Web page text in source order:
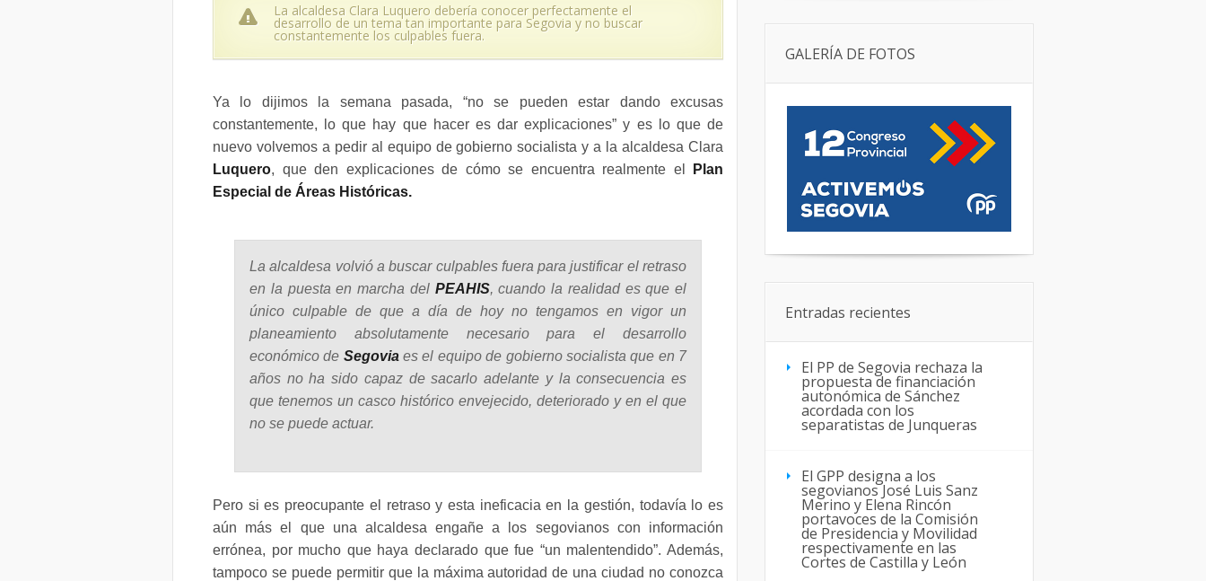
La alcaldesa Clara Luquero debería conocer perfectamente el
desarrollo de un tema tan importante para Segovia y no buscar
constantemente los culpables fuera.
Ya lo dijimos la semana pasada, “no se pueden estar dando excusas
constantemente, lo que hay que hacer es dar explicaciones” y es lo que de
nuevo volvemos a pedir al equipo de gobierno socialista y a la alcaldesa Clara
Luquero, que den explicaciones de cómo se encuentra realmente el
Plan
Especial de Áreas Históricas.
La alcaldesa volvió a buscar culpables fuera para justificar el retraso
en la puesta en marcha del PEAHIS, cuando la realidad es que el
único culpable de que a día de hoy no tengamos en vigor un
planeamiento absolutamente necesario para el desarrollo
económico de Segoviaes el equipo de gobierno socialista que en 7
años no ha sido capaz de sacarlo adelante y la consecuencia es
que tenemos un casco histórico envejecido, deteriorado y en el que
no se puede actuar.
Pero si es preocupante el retraso y esta ineficacia en la gestión, todavía lo es
aún más el que una alcaldesa engañe a los segovianos con información
errónea, por mucho que haya declarado que fue “un malentendido”. Además,
tampoco se puede permitir que la máxima autoridad de una ciudad no conozca
GALERÍA DE FOTOS
Entradas recientes
El PP de Segovia rechaza la
propuesta de financiación
autonómica de Sánchez
acordada con los
separatistas de Junqueras
El GPP designa a los
segovianos José Luis Sanz
Merino y Elena Rincón
portavoces de la Comisión
de Presidencia y Movilidad
respectivamente en las
Cortes de Castilla y León